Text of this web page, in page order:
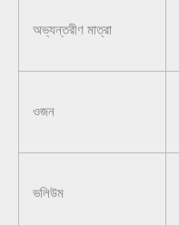
অভ্যন্তরীণ মাত্রা
ওজন
ভলিউম